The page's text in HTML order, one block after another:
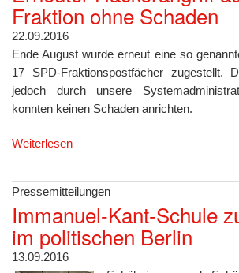
Fraktion ohne Schaden
22.09.2016
Ende August wurde erneut eine so
17 SPD-Fraktionspostfächer zugestellt.
jedoch durch unsere
konnten keinen Schaden anrichten.
Weiterlesen
Pressemitteilungen
Immanuel-Kant-Schule
im politischen Berlin
13.09.2016